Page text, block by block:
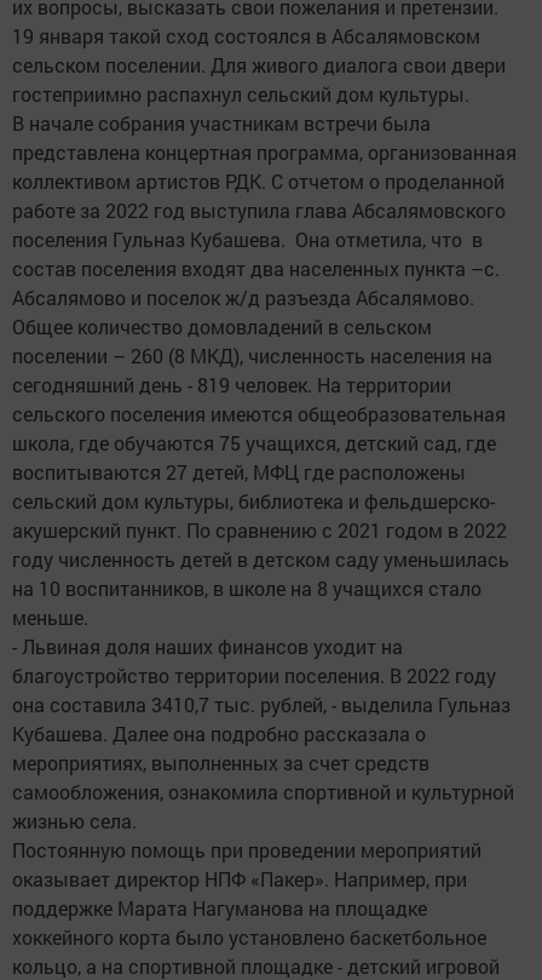
их вопросы, высказать свои пожелания и претензии.
19 января такой сход состоялся в Абсалямовском
сельском поселении. Для живого диалога свои двери
гостеприимно распахнул сельский дом культуры.
В начале собрания участникам встречи была
представлена концертная программа, организованная
коллективом артистов РДК. С отчетом о проделанной
работе за 2022 год выступила глава Абсалямовского
поселения Гульназ Кубашева. Она отметила, что в
состав поселения входят два населенных пункта –с.
Абсалямово и поселок ж/д разъезда Абсалямово.
Общее количество домовладений в сельском
поселении – 260 (8 МКД), численность населения на
сегодняшний день - 819 человек. На территории
сельского поселения имеются общеобразовательная
школа, где обучаются 75 учащихся, детский сад, где
воспитываются 27 детей, МФЦ где расположены
сельский дом культуры, библиотека и фельдшерско-
акушерский пункт. По сравнению с 2021 годом в 2022
году численность детей в детском саду уменьшилась
на 10 воспитанников, в школе на 8 учащихся стало
меньше.
- Львиная доля наших финансов уходит на
благоустройство территории поселения. В 2022 году
она составила 3410,7 тыс. рублей, - выделила Гульназ
Кубашева. Далее она подробно рассказала о
мероприятиях, выполненных за счет средств
самообложения, ознакомила спортивной и культурной
жизнью села.
Постоянную помощь при проведении мероприятий
оказывает директор НПФ «Пакер». Например, при
поддержке Марата Нагуманова на площадке
хоккейного корта было установлено баскетбольное
кольцо, а на спортивной площадке - детский игровой